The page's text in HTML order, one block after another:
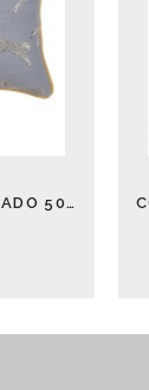
COJIN LEOPARDO ALARGADO 50 CM